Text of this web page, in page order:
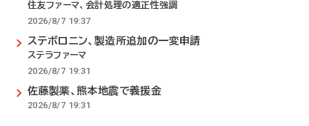
住友ファーマ、会計処理の適正性強調
2026/8/7 19:37
ステボロニン、製造所追加の一変申請
ステラファーマ
2026/8/7 19:31
佐藤製薬、熊本地震で義援金
2026/8/7 19:31